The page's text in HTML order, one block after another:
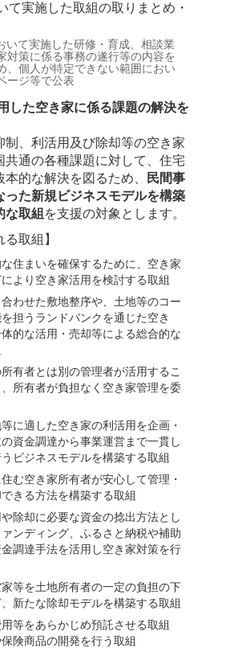
て実施した取組の取りまとめ・
いて実施した研修・育成、相談業
対策に係る事務の遂行等の内容を
、個人が特定できない範囲におい
ージ等で公表
した空き家に係る課題の解決を
、利活用及び除却等の空き家
共通の各種課題に対して、住宅
的な解決を図るため、 民間事
った新規ビジネスモデルを構築
な取組を支援の対象とします。
取組】
住まいを確保するために、空き家
より空き家活用を検討する取組
わせた敷地整序や、土地等のコー
担うランドバンクを通じた空き
的な活用・売却等による総合的な
有者とは別の管理者が活用するこ
所有者が負担なく空き家管理を委
に適した空き家の利活用を企画・
資金調達から事業運営まで一貫し
ビジネスモデルを構築する取組
む空き家所有者が安心して管理・
きる方法を構築する取組
除却に必要な資金の捻出方法とし
ンディング、ふるさと納税や補助
調達手法を活用し空き家対策を行
等を土地所有者の一定の負担の下
新たな除却モデルを構築する取組
等をあらかじめ預託させる取組
険商品の開発を行う取組